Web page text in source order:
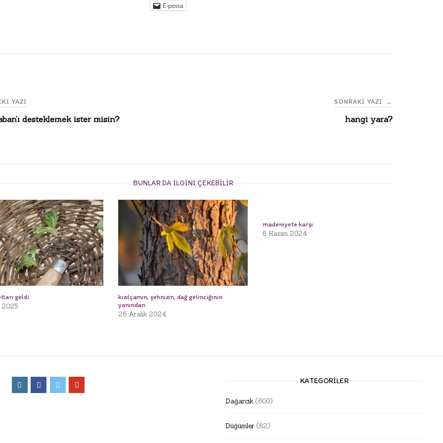
E-posta
YAZI
desteklemek ister misin?
SONRAKI YAZI →
hangi yara?
BUNLAR DA ILGINI ÇEKEBILIR
geldi
kızılçamın, şehnizin, dağ gelinciğinin
yanından
26 Aralık 2024
madeniyete karşı
8 Kasım 2024
KATEGORILER
Dağarcık(600)
Düğümler(82)